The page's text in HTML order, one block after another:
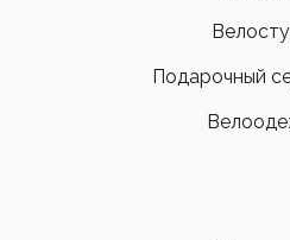
Подарочный